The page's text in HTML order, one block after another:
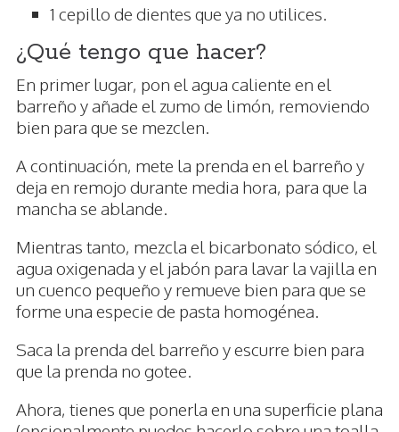
1 cepillo de dientes que ya no utilices.
¿Qué tengo que hacer?
En primer lugar, pon el agua caliente en el
barreño y añade el zumo de limón, removiendo
bien para que se mezclen.
A continuación, mete la prenda en el barreño y
deja en remojo durante media hora, para que la
mancha se ablande.
Mientras tanto, mezcla el bicarbonato sódico, el
agua oxigenada y el jabón para lavar la vajilla en
un cuenco pequeño y remueve bien para que se
forme una especie de pasta homogénea.
Saca la prenda del barreño y escurre bien para
que la prenda no gotee.
Ahora, tienes que ponerla en una superficie plana